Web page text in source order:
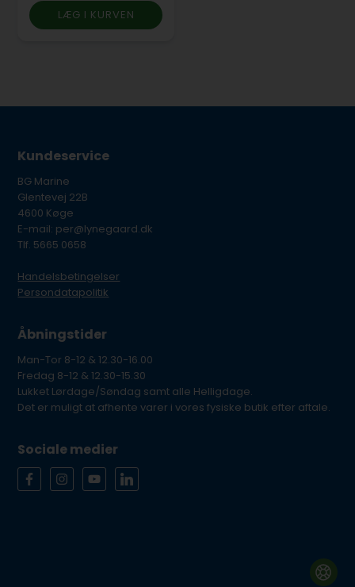
Kundeservice
BG Marine
Glentevej 22B
4600 Køge
E-mail: per@lynegaard.dk
Tlf. 5665 0658
Handelsbetingelser
Persondatapolitik
Åbningstider
Man-Tor 8-12 & 12.30-16.00
Fredag 8-12 & 12.30-15.30
Lukket Lørdage/Søndag samt alle Helligdage.
Det er muligt at afhente varer i vores fysiske butik efter aftale.
Sociale medier